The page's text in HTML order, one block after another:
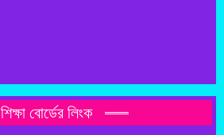
শিক্ষা বোর্ডের লিংক